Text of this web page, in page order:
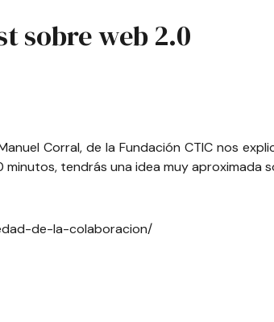
sobre web 2.0
Corral, de laFundación CTIC nos
tendrás una idea muy aproximada
de-la-colaboracion/